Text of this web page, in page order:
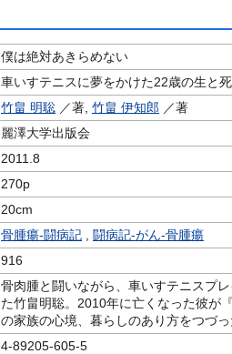
僕は絶対あきらめない
車いすテニスに夢をかけた22歳の生と死
竹畠 明聡 ／著, 竹畠 伊知郎 ／著
麗澤大学出版会
2011.8
270p
20cm
骨腫瘍-闘病記
闘病記-がん-骨腫瘍
916
骨肉腫と闘いながら、車いすテニスプ
た竹畠明聡。2010年に亡くなった彼が
の家族の心境、暮らしのあり方をつづ
4-89205-605-5